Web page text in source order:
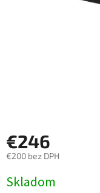
€246
€200 bez DPH
cena:
Skladom